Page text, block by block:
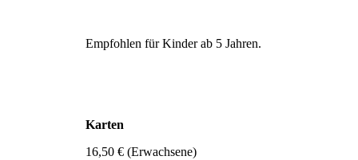
Empfohlen für Kinder ab 5 Jahren.
Karten
16,50 € (Erwachsene)